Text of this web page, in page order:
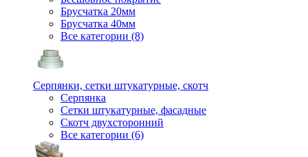
Брусчатка 20мм
Брусчатка 40мм
Все категории (8)
Серпянки, сетки штукатурные, скотч
Серпянка
Сетки штукатурные, фасадные
Скотч двухсторонний
Все категории (6)